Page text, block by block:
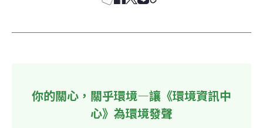
你的關心，關乎環境—讓《環境資訊中
心》為環境發聲